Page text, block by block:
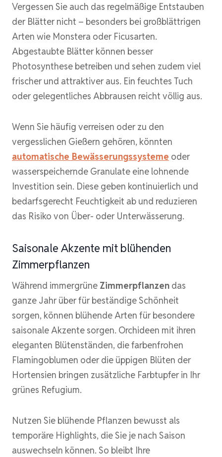
Vergessen Sie auch das regelmäßige Entstauben
der Blätter nicht – besonders bei großblättrigen
Arten wie Monstera oder Ficusarten.
Abgestaubte Blätter können besser
Photosynthese betreiben und sehen zudem viel
frischer und attraktiver aus. Ein feuchtes Tuch
oder gelegentliches Abbrausen reicht völlig aus.
Wenn Sie häufig verreisen oder zu den
vergesslichen Gießern gehören, könnten
automatische Bewässerungssysteme oder
wasserspeichernde Granulate eine lohnende
Investition sein. Diese geben kontinuierlich und
bedarfsgerecht Feuchtigkeit ab und reduzieren
das Risiko von Über- oder Unterwässerung.
Saisonale Akzente mit blühenden
Zimmerpflanzen
Während immergrüne Zimmerpflanzen das
ganze Jahr über für beständige Schönheit
sorgen, können blühende Arten für besondere
saisonale Akzente sorgen. Orchideen mit ihren
eleganten Blütenständen, die farbenfrohen
Flamingoblumen oder die üppigen Blüten der
Hortensien bringen zusätzliche Farbtupfer in Ihr
grünes Refugium.
Nutzen Sie blühende Pflanzen bewusst als
temporäre Highlights, die Sie je nach Saison
auswechseln können. So bleibt Ihre